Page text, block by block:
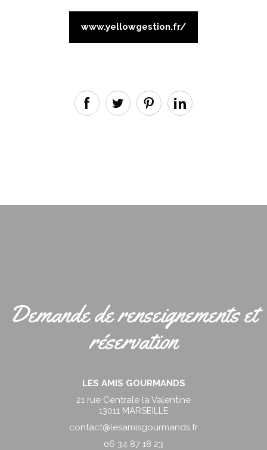
www.yellowgestion.fr/
Demande de renseignements et
réservation
LES AMIS GOURMANDS
21 rue Centrale la Valentine
13011 MARSEILLE
contact@lesamisgourmands.fr
06 34 87 18 23